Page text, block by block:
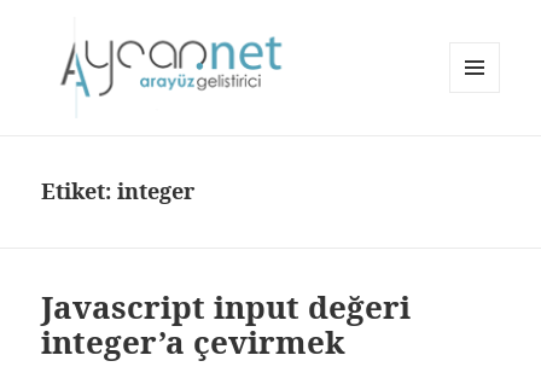
Etiket:integer
Javascript input değeri
integer’a çevirmek